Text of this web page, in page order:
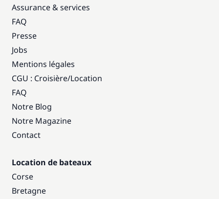
Assurance & services
FAQ
Presse
Jobs
Mentions légales
CGU : Croisière/Location
FAQ
Notre Blog
Notre Magazine
Contact
Location de bateaux
Corse
Bretagne